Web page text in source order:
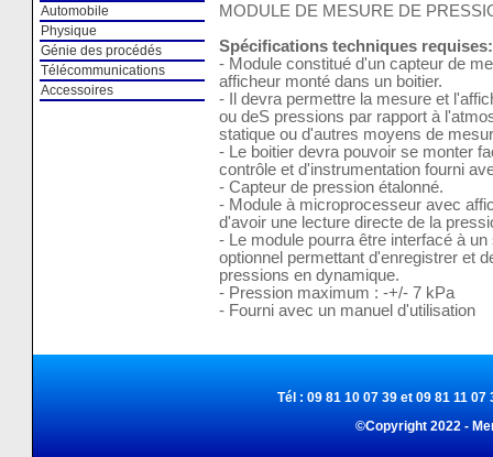
Automobile
Physique
Génie des procédés
Télécommunications
Accessoires
MODULE DE MESURE DE
Spécifications techniques requises:
- Module constitué d'un capteur de
afficheur monté dans un boitier.
- Il devra permettre la mesure et
ou deS pressions par rapport à
statique ou d'autres moyens de
- Le boitier devra pouvoir se monter
contrôle et d'instrumentation fourni
- Capteur de pression étalonné.
- Module à microprocesseur avec
d'avoir une lecture directe de la
- Le module pourra être interfacé à
optionnel permettant d'enregistrer et
pressions en dynamique.
- Pression maximum : -+/- 7 kPa
- Fourni avec un manuel d'utilisation
Tél : 09 81 10 07 39 et 09 81 11
©Copyright 2022 -